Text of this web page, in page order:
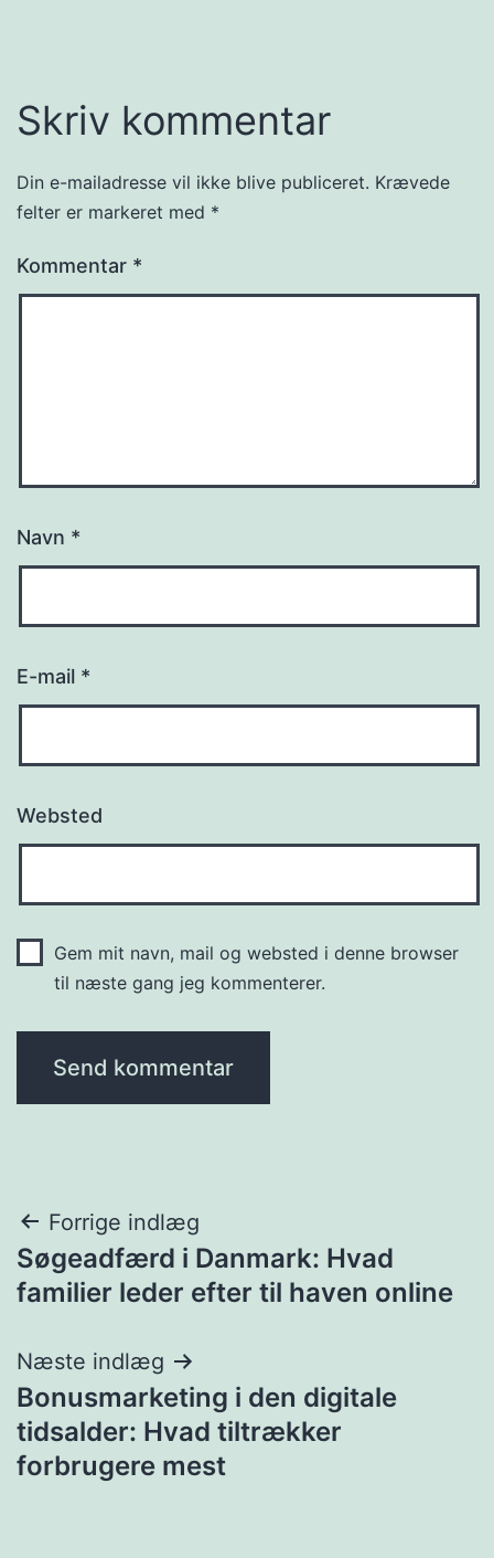
Skriv kommentar
Din e-mailadresse vil ikke blive publiceret. Krævede
felter er markeret med *
Kommentar *
Navn *
E-mail *
Websted
Gem mit navn, mail og websted i denne browser
til næste gang jeg kommenterer.
Indlægsnavigation
Forrige indlæg
Søgeadfærd i Danmark: Hvad
familier leder efter til haven online
Næste indlæg
Bonusmarketing i den digitale
tidsalder: Hvad tiltrækker
forbrugere mest